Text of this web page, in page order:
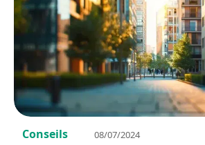
Conseils 08/07/2024